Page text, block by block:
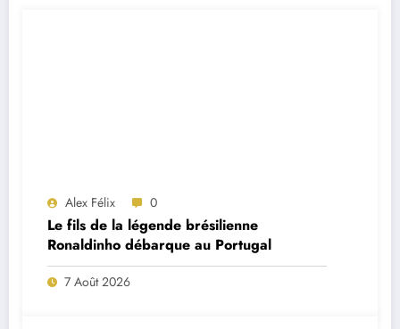
Alex Félix 0
Le fils de la légende brésilienne
Ronaldinho débarque au Portugal
7 Août 2026